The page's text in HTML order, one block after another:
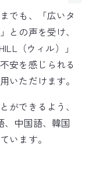
でも、「広いタ
との声を受け、
（ウィル）」
安を感じられる
いただけます。
ができるよう、
、中国語、韓国
います。